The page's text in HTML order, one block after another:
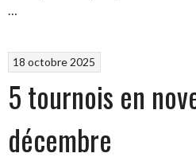
18 octobre 2025
5 tournois en
décembre